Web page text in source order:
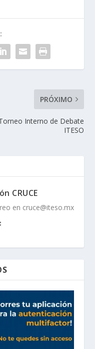
PRÓXIMO
Interno de Debate
ITESO
CRUCE
en cruce@iteso.mx